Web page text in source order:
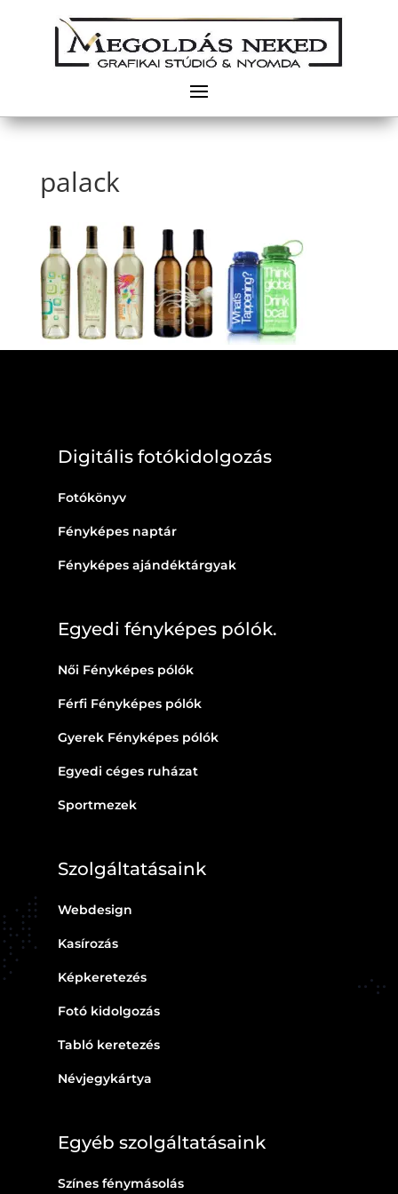
palack
Digitális fotókidolgozás
Fotókönyv
Fényképes naptár
Fényképes ajándéktárgyak
Egyedi fényképes pólók.
Női Fényképes pólók
Férfi Fényképes pólók
Gyerek Fényképes pólók
Egyedi céges ruházat
Sportmezek
Szolgáltatásaink
Webdesign
Kasírozás
Képkeretezés
Fotó kidolgozás
Tabló keretezés
Névjegykártya
Egyéb szolgáltatásaink
Színes fénymásolás